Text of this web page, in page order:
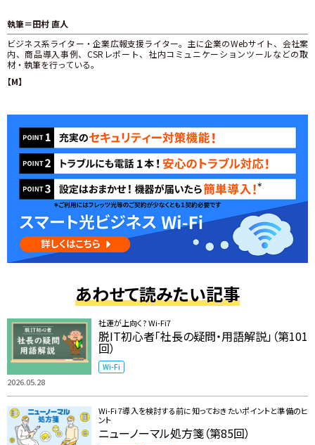
執筆＝田村 直人
ビジネス系ライター・企業広報支援ライター。主に企業のWebサイト、会社案
内、商品導入事例、CSRレポート、社内コミュニケーションツールなどの取
材・執筆を行っている。
【M】
あわせて読みたい記事
2026.05.28
社運が上向く? Wi-Fi7
脱IT初心者「社長の疑問・用語解説」（第101
回）
Wi-Fi
Wi-Fi 7導入を検討する前に知っておきたいポイントと準備のヒ
ント
ニューノーマル処方箋（第85回）